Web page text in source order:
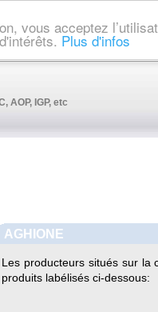
vous acceptez
Plus d'infos
AOP, IGP, etc
AGHIONE
Les producteurs situés sur la
produits labélisés ci-dessous: